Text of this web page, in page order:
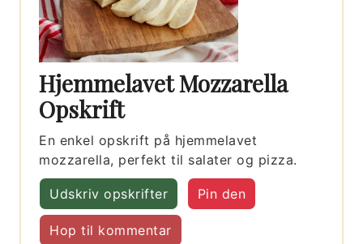
Hjemmelavet Mozzarella
Opskrift
En enkel opskrift på hjemmelavet
mozzarella, perfekt til salater og pizza.
Udskriv opskrifter Pin den
Hop til kommentar